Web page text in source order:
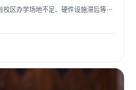
校区办学场地不足、硬件设施滞后等问